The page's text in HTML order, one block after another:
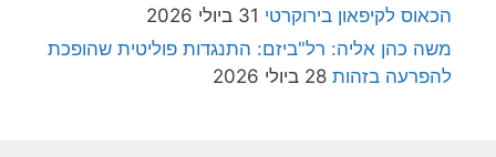
הכאוס לקיפאון בירוקרטי 31 ביולי 2026
משה כהן אליה: רל"ביזם: התנגדות פוליטית שהופכת
להפרעה בזהות 28 ביולי 2026